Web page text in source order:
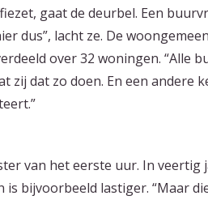
gaat de deurbel. Een
dus”, lacht ze. De
over 32 woningen. “Alle
zij dat zo doen. En een andere
van het eerste uur. In veertig
bijvoorbeeld lastiger. “Maar